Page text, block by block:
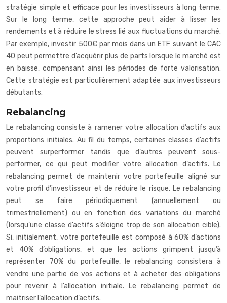
stratégie simple et efficace pour les investisseurs à long terme.
Sur le long terme, cette approche peut aider à lisser les
rendements et à réduire le stress lié aux fluctuations du marché.
Par exemple, investir 500€ par mois dans un ETF suivant le CAC
40 peut permettre d’acquérir plus de parts lorsque le marché est
en baisse, compensant ainsi les périodes de forte valorisation.
Cette stratégie est particulièrement adaptée aux investisseurs
débutants.
Rebalancing
Le rebalancing consiste à ramener votre allocation d’actifs aux
proportions initiales. Au fil du temps, certaines classes d’actifs
peuvent surperformer tandis que d’autres peuvent sous-
performer, ce qui peut modifier votre allocation d’actifs. Le
rebalancing permet de maintenir votre portefeuille aligné sur
votre profil d’investisseur et de réduire le risque. Le rebalancing
peut se faire périodiquement (annuellement ou
trimestriellement) ou en fonction des variations du marché
(lorsqu’une classe d’actifs s’éloigne trop de son allocation cible).
Si, initialement, votre portefeuille est composé à 60% d’actions
et 40% d’obligations, et que les actions grimpent jusqu’à
représenter 70% du portefeuille, le rebalancing consistera à
vendre une partie de vos actions et à acheter des obligations
pour revenir à l’allocation initiale. Le rebalancing permet de
maitriser l’allocation d’actifs.